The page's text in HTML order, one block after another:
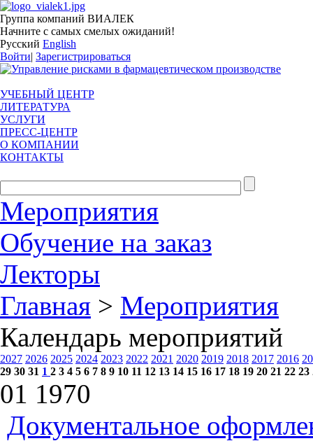
Группа компаний ВИАЛЕК
Начните с самых смелых ожиданий!
Русский English
Войти| Зарегистрироваться
УЧЕБНЫЙ ЦЕНТР
ЛИТЕРАТУРА
УСЛУГИ
ПРЕСС-ЦЕНТР
О КОМПАНИИ
КОНТАКТЫ
Мероприятия
Обучение на заказ
Лекторы
Главная > Мероприятия
Календарь мероприятий
2027 2026 2025 2024 2023 2022 2021 2020 2019 2018 2017 2016
29 30 31 1 2 3 4 5 6 7 8 9 10 11 12 13 14 15 16 17 18 19 20 21 22 23
01 1970
Документальное